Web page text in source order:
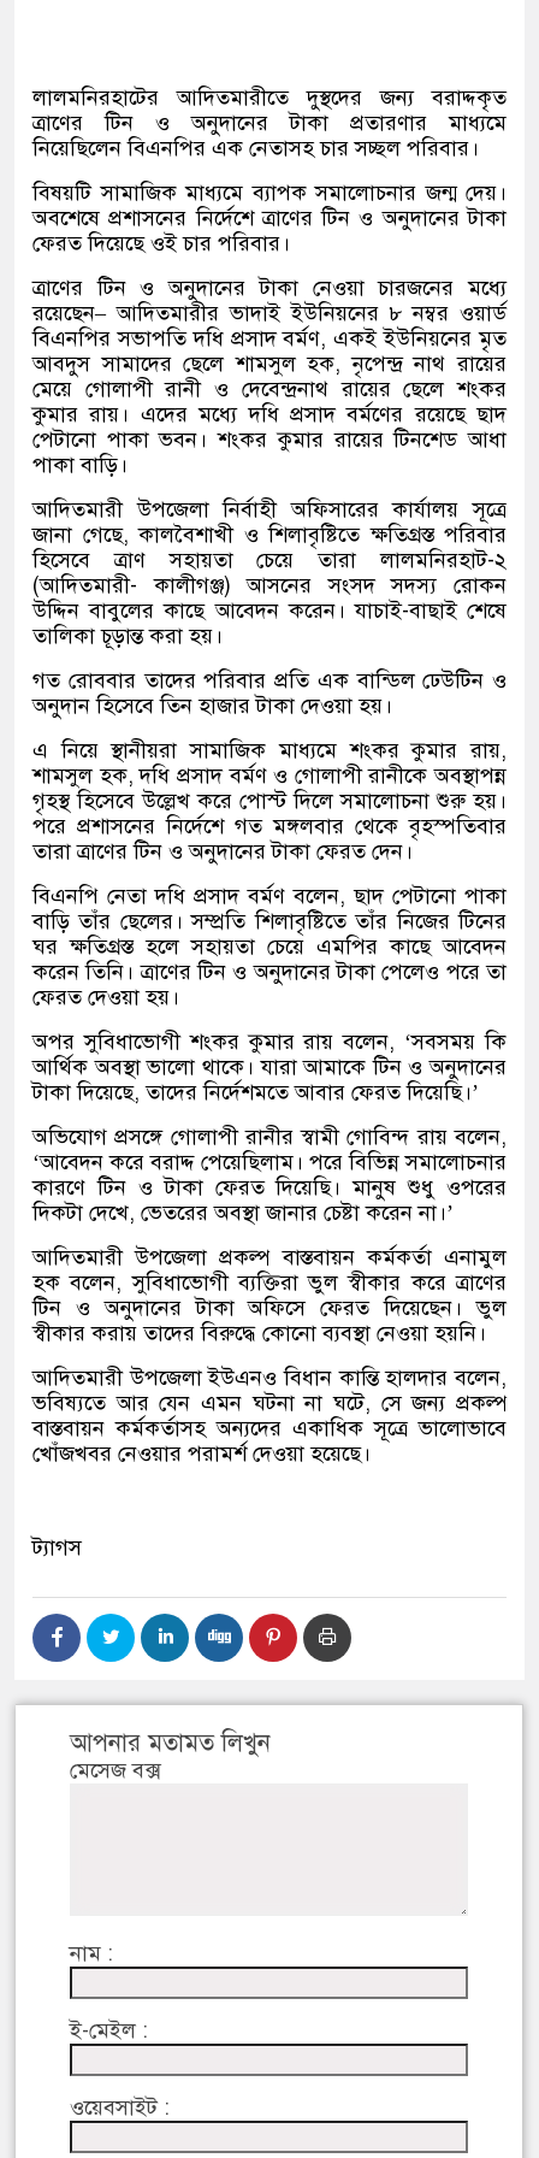
লালমনিরহাটের আদিতমারীতে দুস্থদের জন্য বরাদ্দকৃত
ত্রাণের টিন ও অনুদানের টাকা প্রতারণার মাধ্যমে
নিয়েছিলেন বিএনপির এক নেতাসহ চার সচ্ছল পরিবার।
বিষয়টি সামাজিক মাধ্যমে ব্যাপক সমালোচনার জন্ম দেয়।
অবশেষে প্রশাসনের নির্দেশে ত্রাণের টিন ও অনুদানের টাকা
ফেরত দিয়েছে ওই চার পরিবার।
ত্রাণের টিন ও অনুদানের টাকা নেওয়া চারজনের মধ্যে
রয়েছেন– আদিতমারীর ভাদাই ইউনিয়নের ৮ নম্বর ওয়ার্ড
বিএনপির সভাপতি দধি প্রসাদ বর্মণ, একই ইউনিয়নের মৃত
আবদুস সামাদের ছেলে শামসুল হক, নৃপেন্দ্র নাথ রায়ের
মেয়ে গোলাপী রানী ও দেবেন্দ্রনাথ রায়ের ছেলে শংকর
কুমার রায়। এদের মধ্যে দধি প্রসাদ বর্মণের রয়েছে ছাদ
পেটানো পাকা ভবন। শংকর কুমার রায়ের টিনশেড আধা
পাকা বাড়ি।
আদিতমারী উপজেলা নির্বাহী অফিসারের কার্যালয় সূত্রে
জানা গেছে, কালবৈশাখী ও শিলাবৃষ্টিতে ক্ষতিগ্রস্ত পরিবার
হিসেবে ত্রাণ সহায়তা চেয়ে তারা লালমনিরহাট-২
(আদিতমারী- কালীগঞ্জ) আসনের সংসদ সদস্য রোকন
উদ্দিন বাবুলের কাছে আবেদন করেন। যাচাই-বাছাই শেষে
তালিকা চূড়ান্ত করা হয়।
গত রোববার তাদের পরিবার প্রতি এক বান্ডিল ঢেউটিন ও
অনুদান হিসেবে তিন হাজার টাকা দেওয়া হয়।
এ নিয়ে স্থানীয়রা সামাজিক মাধ্যমে শংকর কুমার রায়,
শামসুল হক, দধি প্রসাদ বর্মণ ও গোলাপী রানীকে অবস্থাপন্ন
গৃহস্থ হিসেবে উল্লেখ করে পোস্ট দিলে সমালোচনা শুরু হয়।
পরে প্রশাসনের নির্দেশে গত মঙ্গলবার থেকে বৃহস্পতিবার
তারা ত্রাণের টিন ও অনুদানের টাকা ফেরত দেন।
বিএনপি নেতা দধি প্রসাদ বর্মণ বলেন, ছাদ পেটানো পাকা
বাড়ি তাঁর ছেলের। সম্প্রতি শিলাবৃষ্টিতে তাঁর নিজের টিনের
ঘর ক্ষতিগ্রস্ত হলে সহায়তা চেয়ে এমপির কাছে আবেদন
করেন তিনি। ত্রাণের টিন ও অনুদানের টাকা পেলেও পরে তা
ফেরত দেওয়া হয়।
অপর সুবিধাভোগী শংকর কুমার রায় বলেন, ‘সবসময় কি
আর্থিক অবস্থা ভালো থাকে। যারা আমাকে টিন ও অনুদানের
টাকা দিয়েছে, তাদের নির্দেশমতে আবার ফেরত দিয়েছি।’
অভিযোগ প্রসঙ্গে গোলাপী রানীর স্বামী গোবিন্দ রায় বলেন,
‘আবেদন করে বরাদ্দ পেয়েছিলাম। পরে বিভিন্ন সমালোচনার
কারণে টিন ও টাকা ফেরত দিয়েছি। মানুষ শুধু ওপরের
দিকটা দেখে, ভেতরের অবস্থা জানার চেষ্টা করেন না।’
আদিতমারী উপজেলা প্রকল্প বাস্তবায়ন কর্মকর্তা এনামুল
হক বলেন, সুবিধাভোগী ব্যক্তিরা ভুল স্বীকার করে ত্রাণের
টিন ও অনুদানের টাকা অফিসে ফেরত দিয়েছেন। ভুল
স্বীকার করায় তাদের বিরুদ্ধে কোনো ব্যবস্থা নেওয়া হয়নি।
আদিতমারী উপজেলা ইউএনও বিধান কান্তি হালদার বলেন,
ভবিষ্যতে আর যেন এমন ঘটনা না ঘটে, সে জন্য প্রকল্প
বাস্তবায়ন কর্মকর্তাসহ অন্যদের একাধিক সূত্রে ভালোভাবে
খোঁজখবর নেওয়ার পরামর্শ দেওয়া হয়েছে।
ট্যাগস
আপনার মতামত লিখুন
মেসেজ বক্স
নাম :
ই-মেইল :
ওয়েবসাইট :